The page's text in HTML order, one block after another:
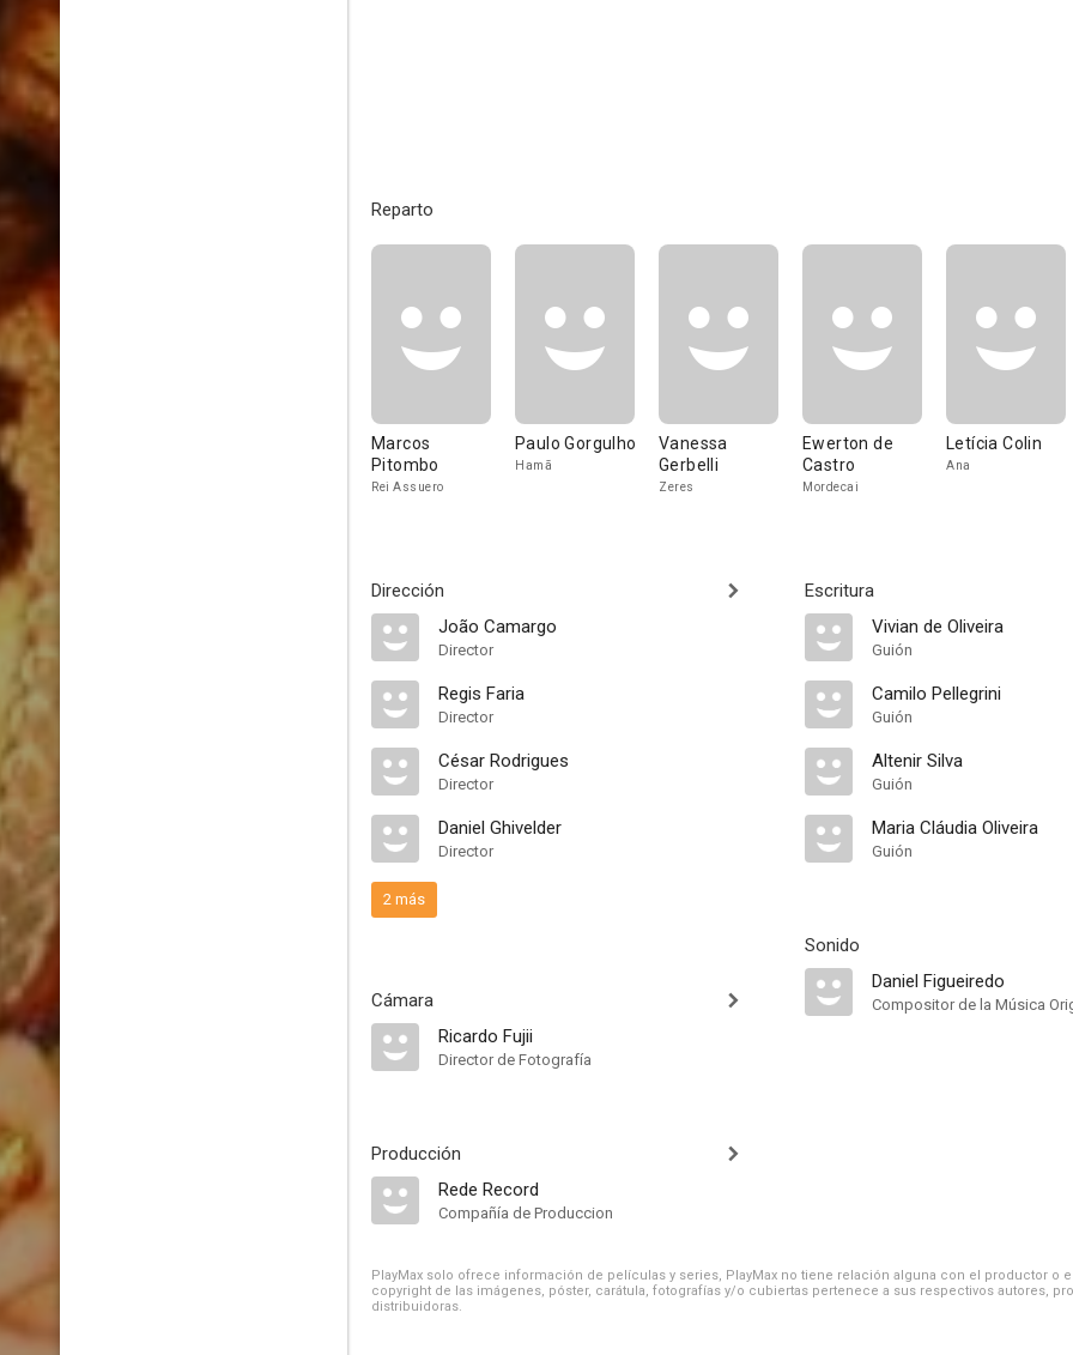
Reparto
Marcos
Pitombo
Rei Assuero
Paulo Gorgulho
Hamã
Vanessa
Gerbelli
Zeres
Ewerton de
Castro
Mordecai
Letícia Colin
Ana
Dirección
João Camargo
Director
Regis Faria
Director
César Rodrigues
Director
Daniel Ghivelder
Director
2 más
Cámara
Ricardo Fujii
Director de Fotografía
Producción
Rede Record
Compañía de Produccion
Escritura
Vivian de Oliveira
Guión
Camilo Pellegrini
Guión
Altenir Silva
Guión
Maria Cláudia Oliveira
Guión
Sonido
Daniel Figueiredo
Compositor de la Música
PlayMax solo ofrece información de películas y series, PlayMax no tiene relación alguna con el productor o
copyright de las imágenes, póster, carátula, fotografías y/o cubiertas pertenece a sus respectivos autores,
distribuidoras.